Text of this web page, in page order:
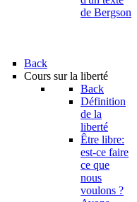
de Bergson
Back
Cours sur la liberté
Back
Définition
de la
liberté
Être libre:
est-ce faire
ce que
nous
voulons ?